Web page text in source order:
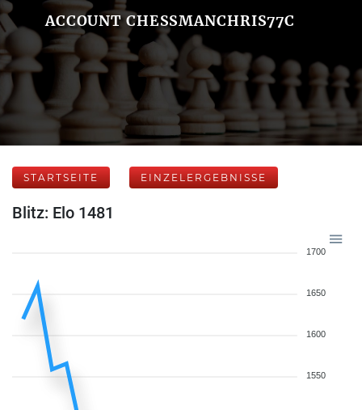
ACCOUNT CHESSMANCHRIS77C
STARTSEITE EINZELERGEBNISSE
Blitz: Elo 1481
1700
1650
1600
1550